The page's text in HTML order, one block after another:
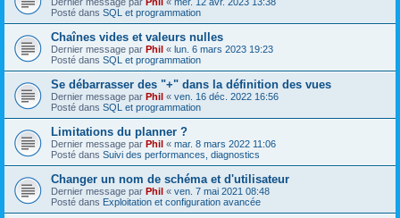
Posté dans SQL et programmation
Chaînes vides et valeurs nulles
Dernier message par Phil « lun. 6 mars 2023 19:23
Posté dans SQL et programmation
Se débarrasser des "+" dans la définition des vues
Dernier message par Phil « ven. 16 déc. 2022 16:56
Posté dans SQL et programmation
Limitations du planner ?
Dernier message par Phil « mar. 8 mars 2022 11:06
Posté dans Suivi des performances, diagnostics
Changer un nom de schéma et d'utilisateur
Dernier message par Phil « ven. 7 mai 2021 08:48
Posté dans Exploitation et configuration avancée